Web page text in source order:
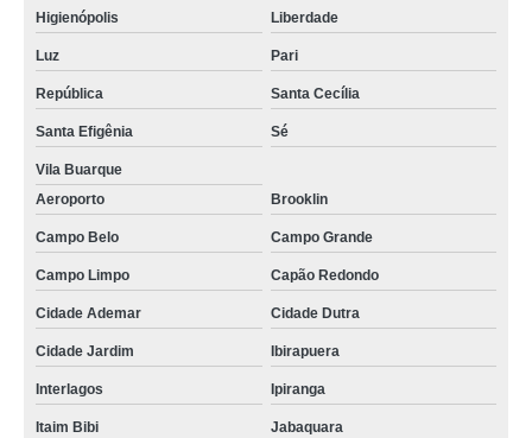
Higienópolis Liberdade
Luz Pari
República Santa Cecília
Santa Efigênia Sé
Vila Buarque
Aeroporto
Brooklin
Campo Belo Campo Grande
Campo Limpo Capão Redondo
Cidade Ademar Cidade Dutra
Cidade Jardim Ibirapuera
Interlagos Ipiranga
Itaim Bibi Jabaquara